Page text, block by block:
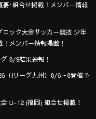
･組合せ掲載！メンバー情報
ック大会サッカー競技 少年
メンバー情報掲載！
8/9結果速報！
（Iリーグ九州）8/6～8開催予
U-12 (福岡) 組合せ掲載！